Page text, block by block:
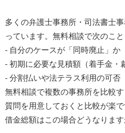
多くの弁護士事務所・司法書士
っています。無料相談で次のこ
- 自分のケースが「同時廃止」か
- 初期に必要な見積額（着手金・
- 分割払いや法テラス利用の可否
無料相談で複数の事務所を比較
質問を用意しておくと比較が楽
借金総額はこの場合どうなります